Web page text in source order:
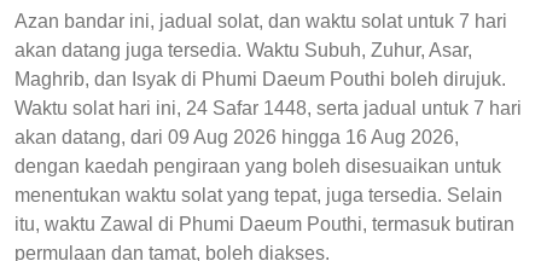
Azan bandar ini, jadual solat, dan waktu solat untuk 7 hari
akan datang juga tersedia. Waktu Subuh, Zuhur, Asar,
Maghrib, dan Isyak di Phumi Daeum Pouthi boleh dirujuk.
Waktu solat hari ini, 24 Safar 1448, serta jadual untuk 7 hari
akan datang, dari 09 Aug 2026 hingga 16 Aug 2026,
dengan kaedah pengiraan yang boleh disesuaikan untuk
menentukan waktu solat yang tepat, juga tersedia. Selain
itu, waktu Zawal di Phumi Daeum Pouthi, termasuk butiran
permulaan dan tamat, boleh diakses.